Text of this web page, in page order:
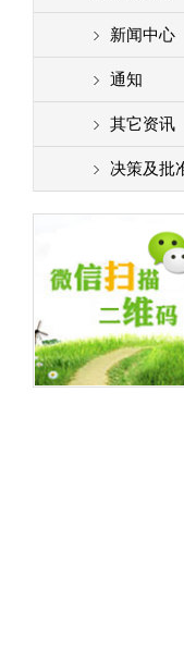
新闻中心
通知
其它资讯
决策及批